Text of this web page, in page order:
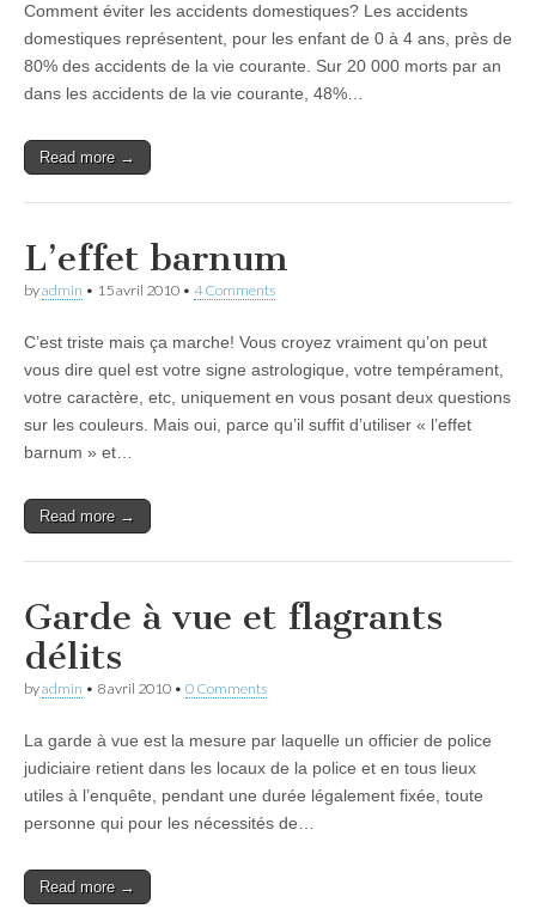
Comment éviter les accidents domestiques? Les accidents
domestiques représentent, pour les enfant de 0 à 4 ans, près de
80% des accidents de la vie courante. Sur 20 000 morts par an
dans les accidents de la vie courante, 48%…
Read more →
L’effet barnum
byadmin • 15 avril 2010 • 4 Comments
C’est triste mais ça marche! Vous croyez vraiment qu’on peut
vous dire quel est votre signe astrologique, votre tempérament,
votre caractère, etc, uniquement en vous posant deux questions
sur les couleurs. Mais oui, parce qu’il suffit d’utiliser « l’effet
barnum » et…
Read more →
Garde à vue et flagrants
délits
byadmin • 8 avril 2010 • 0 Comments
La garde à vue est la mesure par laquelle un officier de police
judiciaire retient dans les locaux de la police et en tous lieux
utiles à l’enquête, pendant une durée légalement fixée, toute
personne qui pour les nécessités de…
Read more →